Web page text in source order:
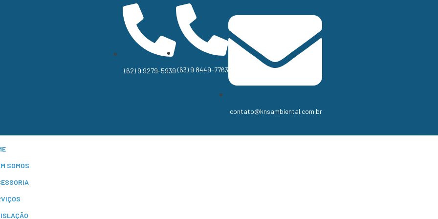
(62) 9 9279-5939 (63) 9 8449-7763
contato@knsambiental.com.br
SOMOS